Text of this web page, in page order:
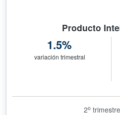
Producto
1.5%
variación trimestral
2o